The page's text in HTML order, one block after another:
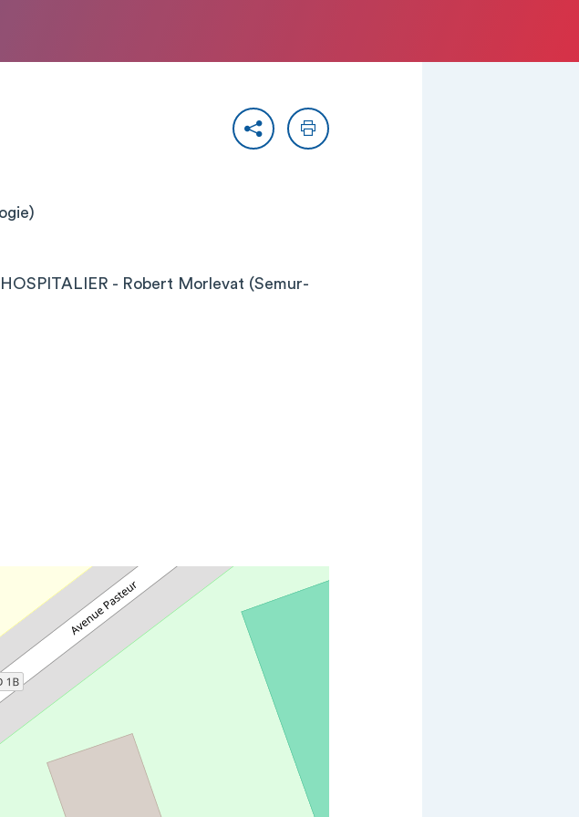
PartagerImprimer
- Robert Morlevat (Semur-